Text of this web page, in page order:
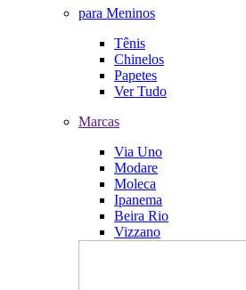
para Meninos
Tênis
Chinelos
Papetes
Ver Tudo
Marcas
Via Uno
Modare
Moleca
Ipanema
Beira Rio
Vizzano